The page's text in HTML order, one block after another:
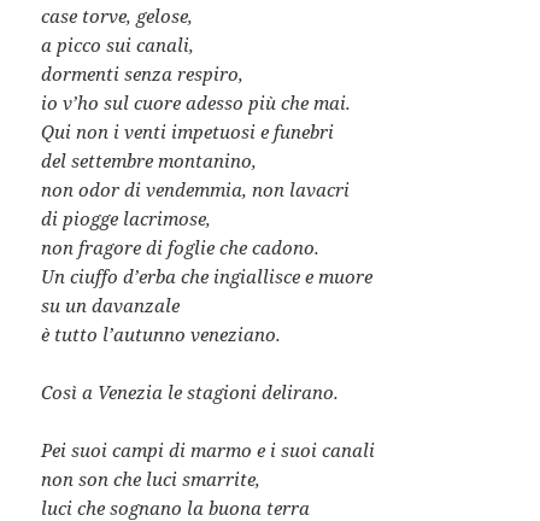
case torve, gelose,
a picco sui canali,
dormenti senza respiro,
io v’ho sul cuore adesso più che mai.
Qui non i venti impetuosi e funebri
del settembre montanino,
non odor di vendemmia, non lavacri
di piogge lacrimose,
non fragore di foglie che cadono.
Un ciuffo d’erba che ingiallisce e muore
su un davanzale
è tutto l’autunno veneziano.
Così a Venezia le stagioni delirano.
Pei suoi campi di marmo e i suoi canali
non son che luci smarrite,
luci che sognano la buona terra